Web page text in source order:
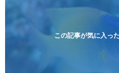
険 / 全て込み ダ
気軽に体験でき
らのんびりダイビ
この記事が気に入っ